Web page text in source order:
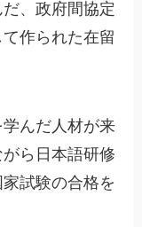
、政府間協定
作られた在留
んだ人材が来
ら日本語研修
試験の合格を